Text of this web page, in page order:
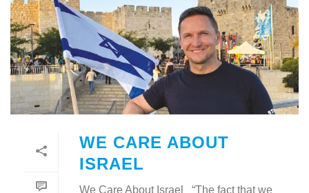
WE CARE ABOUT
ISRAEL
We Care About Israel “The fact that we